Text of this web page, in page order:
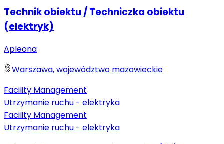
Technik obiektu / Techniczka obiektu
(elektryk)
Apleona
Warszawa, województwo mazowieckie
Facility Management
Utrzymanie ruchu - elektryka
Facility Management
Utrzymanie ruchu - elektryka